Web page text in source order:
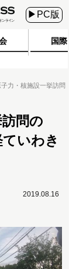
▶PC版
国際
力・核施設一挙訪問
問の
いわき
2019.08.16